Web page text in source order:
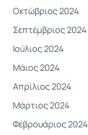
Οκτώβριος 2024
Σεπτέμβριος 2024
Ιούλιος 2024
Μάιος 2024
Απρίλιος 2024
Μάρτιος 2024
Φεβρουάριος 2024